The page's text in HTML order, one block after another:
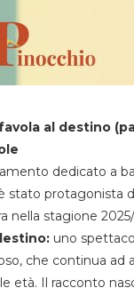
al destino
dedicato a
stato protagonista
nella stagione
uno
che continua ad
età. Il racconto